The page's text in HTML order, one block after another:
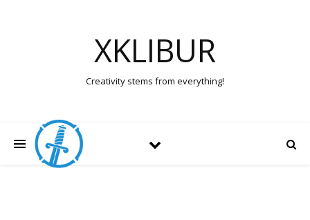
XKLIBUR
Creativity stems from everything!